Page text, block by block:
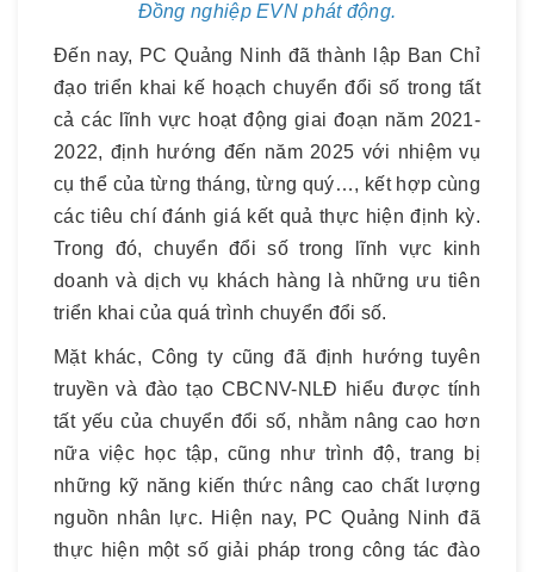
Đồng nghiệp EVN phát động.
Đến nay, PC Quảng Ninh đã thành lập Ban Chỉ
đạo triển khai kế hoạch chuyển đổi số trong tất
cả các lĩnh vực hoạt động giai đoạn năm 2021-
2022, định hướng đến năm 2025 với nhiệm vụ
cụ thể của từng tháng, từng quý…, kết hợp cùng
các tiêu chí đánh giá kết quả thực hiện định kỳ.
Trong đó, chuyển đổi số trong lĩnh vực kinh
doanh và dịch vụ khách hàng là những ưu tiên
triển khai của quá trình chuyển đổi số.
Mặt khác, Công ty cũng đã định hướng tuyên
truyền và đào tạo CBCNV-NLĐ hiểu được tính
tất yếu của chuyển đổi số, nhằm nâng cao hơn
nữa việc học tập, cũng như trình độ, trang bị
những kỹ năng kiến thức nâng cao chất lượng
nguồn nhân lực. Hiện nay, PC Quảng Ninh đã
thực hiện một số giải pháp trong công tác đào